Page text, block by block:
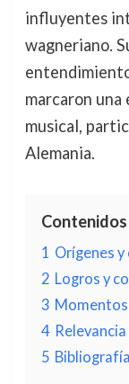
influyentes
wagneriano.
marcaron una
musical,
Alemania.
Contenidos
1 Orígenes
2 Logros y
3 Momentos
4
5 Bibliografía